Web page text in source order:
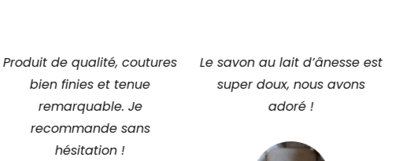
Le savon au lait d’ânesse est
super doux, nous avons
adoré !
Nous sommes pleinement
satisfaits du bavoir !